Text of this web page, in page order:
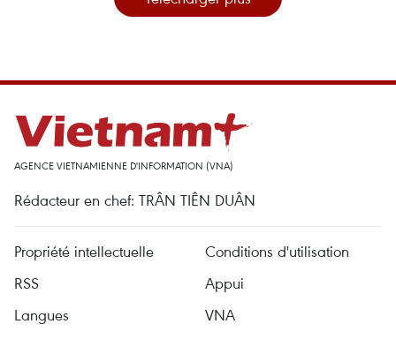
AGENCE VIETNAMIENNE D'INFORMATION (VNA)
Rédacteur en chef: TRÂN TIÊN DUÂN
Propriété intellectuelle
Conditions d'utilisation
RSS
Appui
Langues
VNA